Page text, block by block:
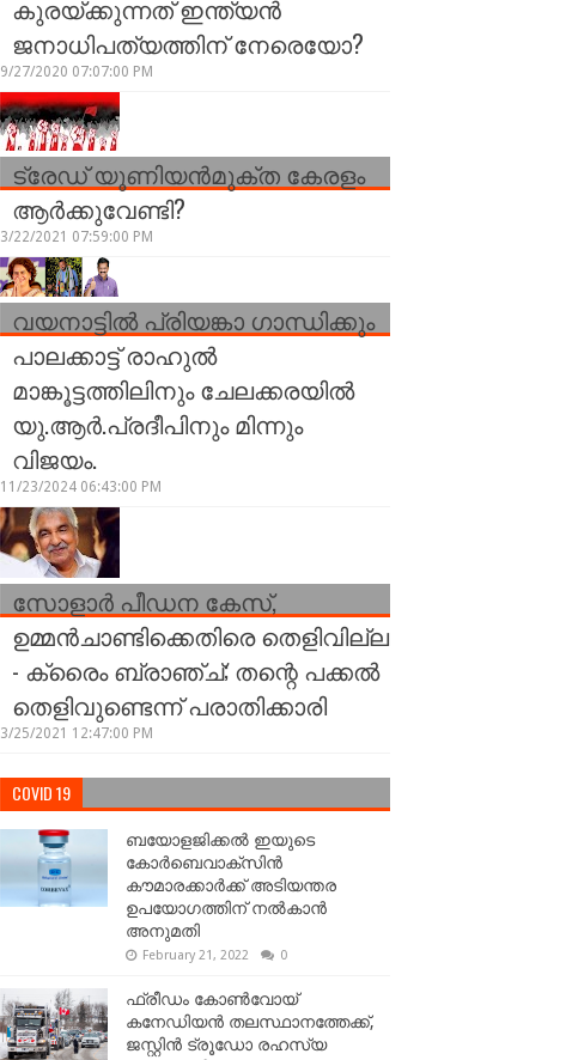
കുരയ്ക്കുന്നത് ഇന്ത്യൻ
ജനാധിപത്യത്തിന് നേരെയോ?
9/27/2020 07:07:00 PM
ട്രേഡ് യൂണിയന്‍മുക്ത കേരളം
ആര്‍ക്കുവേണ്ടി?
3/22/2021 07:59:00 PM
വയനാട്ടിൽ പ്രിയങ്കാ ഗാന്ധിക്കും
പാലക്കാട്ട് രാഹുൽ
മാങ്കൂട്ടത്തിലിനും ചേലക്കരയിൽ
യു.ആർ.പ്രദീപിനും മിന്നും
വിജയം.
11/23/2024 06:43:00 PM
സോളാർ പീഡന കേസ്,
ഉമ്മൻചാണ്ടിക്കെതിരെ തെളിവില്ല
- ക്രൈം ബ്രാഞ്ച്; തന്റെ പക്കൽ
തെളിവുണ്ടെന്ന് പരാതിക്കാരി
3/25/2021 12:47:00 PM
COVID 19
ബയോളജിക്കല്‍ ഇയുടെ
കോര്‍ബെവാക്സിൻ
കൗമാരക്കാർക്ക് അടിയന്തര
ഉപയോഗത്തിന് നൽകാൻ
അനുമതി
February 21, 2022 0
ഫ്രീഡം കോണ്‍വോയ്
കനേഡിയന്‍ തലസ്ഥാനത്തേക്ക്,
ജസ്റ്റിൻ ട്രൂഡോ രഹസ്യ